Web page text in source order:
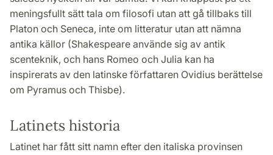
meningsfullt sätt tala om filosofi utan att gå tillbaks till
Platon och Seneca, inte om litteratur utan att nämna
antika källor (Shakespeare använde sig av antik
scenteknik, och hans Romeo och Julia kan ha
inspirerats av den latinske författaren Ovidius berättelse
om Pyramus och Thisbe).
Latinets historia
Latinet har fått sitt namn efter den italiska provinsen